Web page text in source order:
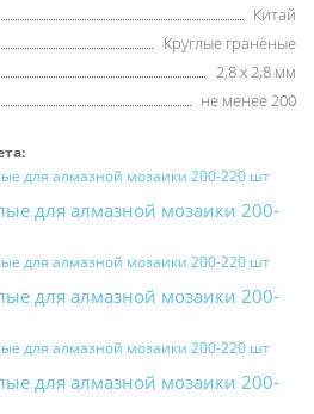
Китай
Круглые гранёные
2,8 х 2,8 мм
не менее 200
для алмазной мозаики 200-
для алмазной мозаики 200-
для алмазной мозаики 200-